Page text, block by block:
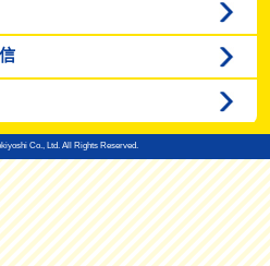
Co., Ltd. All Rights Reserved.